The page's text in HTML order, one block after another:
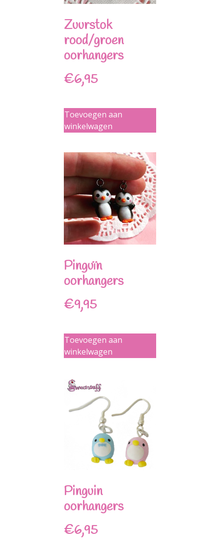
Zuurstok
rood/groen
oorhangers
€6,95
Toevoegen aan
winkelwagen
Pinguïn
oorhangers
€9,95
Toevoegen aan
winkelwagen
Pinguin
oorhangers
€6,95